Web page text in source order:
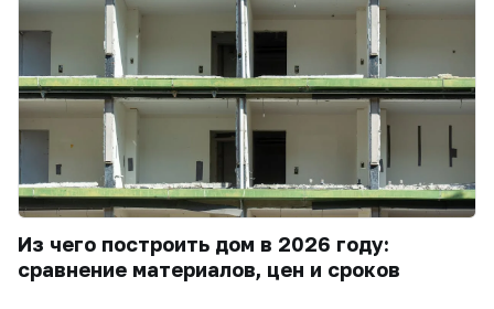
Из чего построить дом в 2026 году:
сравнение материалов, цен и сроков